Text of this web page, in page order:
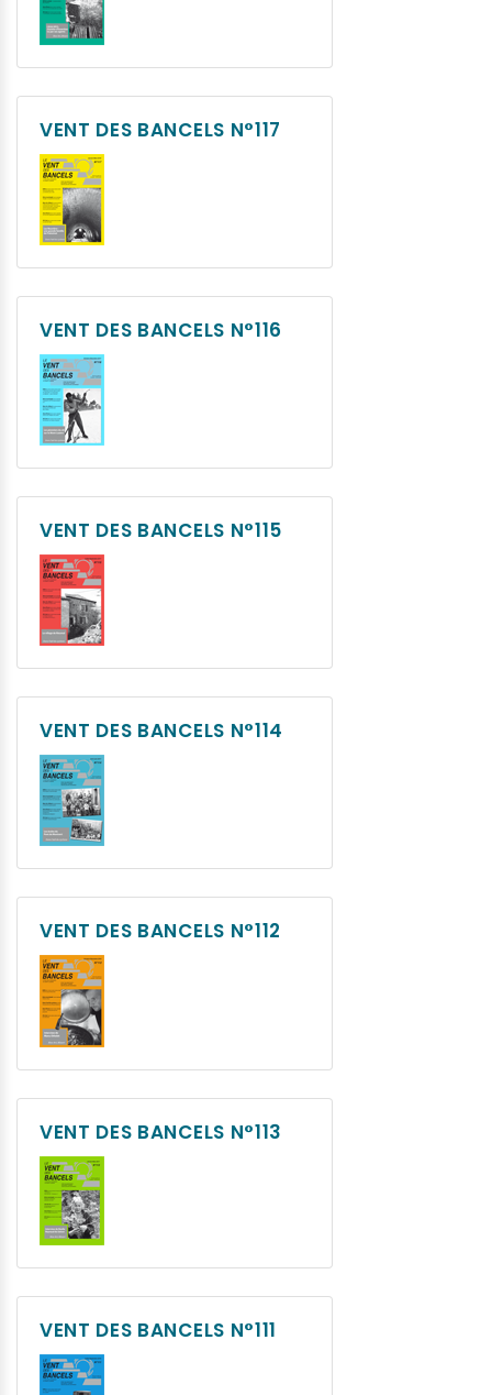
VENT DES BANCELS N°117
VENT DES BANCELS N°116
VENT DES BANCELS N°115
VENT DES BANCELS N°114
VENT DES BANCELS N°112
VENT DES BANCELS N°113
VENT DES BANCELS N°111